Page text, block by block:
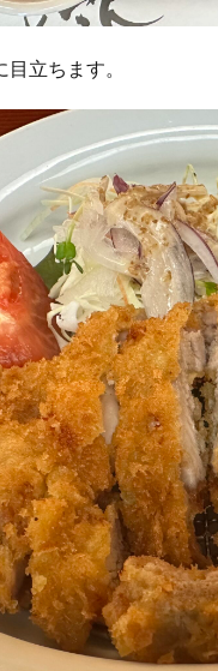
立ちます。